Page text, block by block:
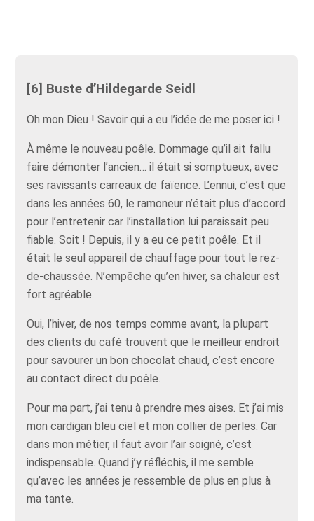
[6] Buste d’Hildegarde Seidl
Oh mon Dieu ! Savoir qui a eu l’idée de me poser ici !
À même le nouveau poêle. Dommage qu’il ait fallu
faire démonter l’ancien… il était si somptueux, avec
ses ravissants carreaux de faïence. L’ennui, c’est que
dans les années 60, le ramoneur n’était plus d’accord
pour l’entretenir car l’installation lui paraissait peu
fiable. Soit ! Depuis, il y a eu ce petit poêle. Et il
était le seul appareil de chauffage pour tout le rez-
de-chaussée. N’empêche qu’en hiver, sa chaleur est
fort agréable.
Oui, l’hiver, de nos temps comme avant, la plupart
des clients du café trouvent que le meilleur endroit
pour savourer un bon chocolat chaud, c’est encore
au contact direct du poêle.
Pour ma part, j’ai tenu à prendre mes aises. Et j’ai mis
mon cardigan bleu ciel et mon collier de perles. Car
dans mon métier, il faut avoir l’air soigné, c’est
indispensable. Quand j’y réfléchis, il me semble
qu’avec les années je ressemble de plus en plus à
ma tante.